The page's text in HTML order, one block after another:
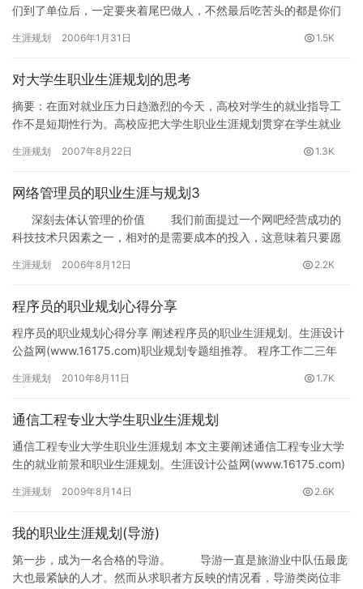
们到了单位后，一定要夹着尾巴做人，不然最后吃苦头的都是你们
职场…
生涯规划 2006年1月31日 1.5K
对大学生职业生涯规划的思考
摘要：在面对就业压力日趋激烈的今天，高校对学生的就业指导工
作不是短期性行为。高校应把大学生职业生涯规划贯穿在学生就业
升学生…
生涯规划 2007年8月22日 1.3K
网络管理员的职业生涯与规划3
深刻去体认管理的价值 我们前面提过一个网吧经营成功的
科技技术只因素之一，相对的是需要成本的投入，这意味着只要愿
生涯规划 2006年8月12日 2.2K
程序员的职业规划心得分享
程序员的职业规划心得分享 阐述程序员的职业生涯规划。生涯设计
公益网(www.16175.com)职业规划专题组推荐。 程序工作二三年
生涯规划 2010年8月11日 1.7K
通信工程专业大学生职业生涯规划
通信工程专业大学生职业生涯规划 本文主要阐述通信工程专业大学
生的就业前景和职业生涯规划。生涯设计公益网(www.16175.com)
生涯规划 2009年8月14日 2.6K
我的职业生涯规划(导游)
第一步，成为一名合格的导游。 导游一直是旅游业中队伍最庞
大也最紧缺的人才。然而从求职者方反映的情况看，导游类岗位非